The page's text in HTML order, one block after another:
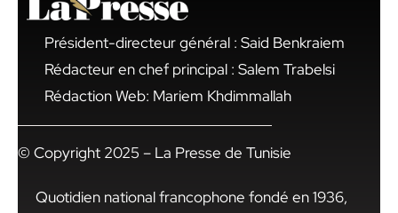
Président-directeur général : Said Benkraiem
Rédacteur en chef principal : Salem Trabelsi
Rédaction Web: Mariem Khdimmallah
© Copyright 2025 – La Presse de Tunisie
Quotidien national francophone fondé en 1936,